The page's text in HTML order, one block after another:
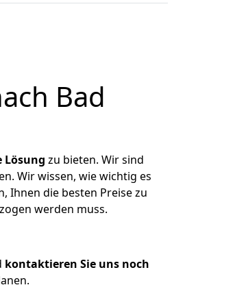
Bad
Lösung zu bieten. Wir sind
Wir wissen, wie wichtig es
Ihnen die besten Preise zu
werden muss.
kontaktieren Sie uns noch